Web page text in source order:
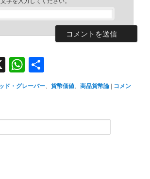
X WhatsApp
有
ド・グレーバー 、貨幣価値 、商品貨幣論 | コメン